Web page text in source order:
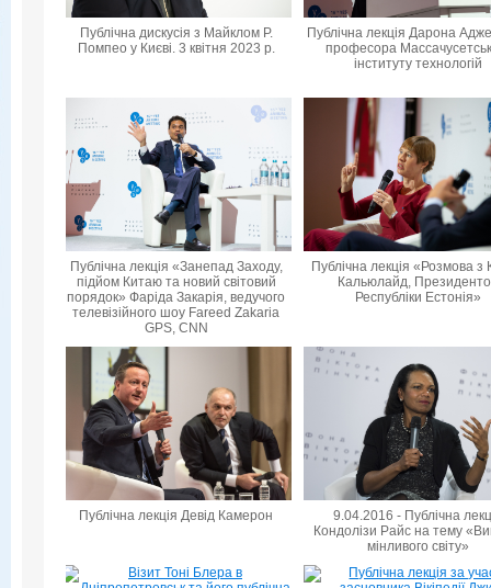
Публічна дискусія з Майклом Р.
Помпео у Києві. 3 квітня 2023 р.
Публічна лекція Дарона
професора
інституту технологій
Публічна лекція «Занепад Заходу,
підйом Китаю та новий світовий
порядок» Фаріда Закарія, ведучого
телевізійного шоу Fareed Zakaria
GPS, CNN
Публічна лекція «Розмова з
Кальюлайд,
Республіки Естонія»
Публічна лекція Девід Камерон
9.04.2016 - Публічна
Кондолізи Райс на тему
мінливого світу»